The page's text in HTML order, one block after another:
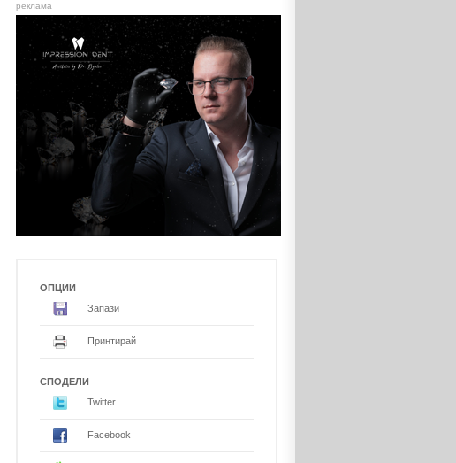
реклама
ОПЦИИ
Запази
Принтирай
СПОДЕЛИ
Twitter
Facebook